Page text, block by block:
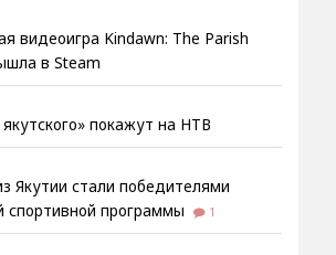
видеоигра Kindawn: The Parish
в Steam
покажут на НТВ
Якутии стали победителями
спортивной программы
1